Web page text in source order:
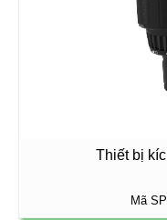
Thiết bị
Mã